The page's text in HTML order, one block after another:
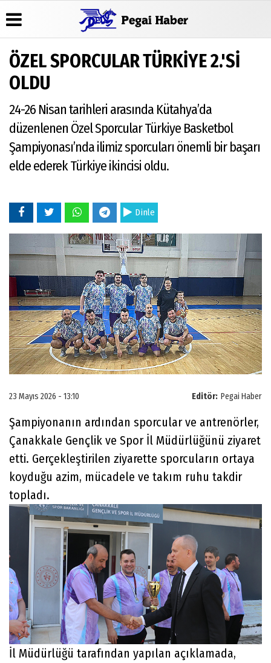
Üye Paneli
Haber
Arşivi
Arşivi
Günün
Haberleri
Gazete
Manşetleri
Anketler
Biyografiler
Video
Galeri
Foto
Galeri
Gizlilik
İlkeleri
ÖZEL SPORCULAR TÜRKİYE 2.'Sİ
OLDU
24-26 Nisan tarihleri arasında Kütahya’da
düzenlenen Özel Sporcular Türkiye Basketbol
Şampiyonası’nda ilimiz sporcuları önemli bir başarı
elde ederek Türkiye ikincisi oldu.
Dinle
Editör: Pegai Haber
23 Mayıs 2026 - 13:10
Şampiyonanın ardından sporcular ve antrenörler,
Çanakkale Gençlik ve Spor İl Müdürlüğünü ziyaret
etti. Gerçekleştirilen ziyarette sporcuların ortaya
koyduğu azim, mücadele ve takım ruhu takdir
topladı.
İl Müdürlüğü tarafından yapılan açıklamada,